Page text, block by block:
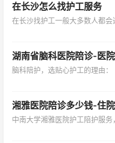
在长沙怎么找护工服务
在长沙找护工一般大多数人都
湖南省脑科医院陪诊-医
湘雅医院陪诊多少钱-住